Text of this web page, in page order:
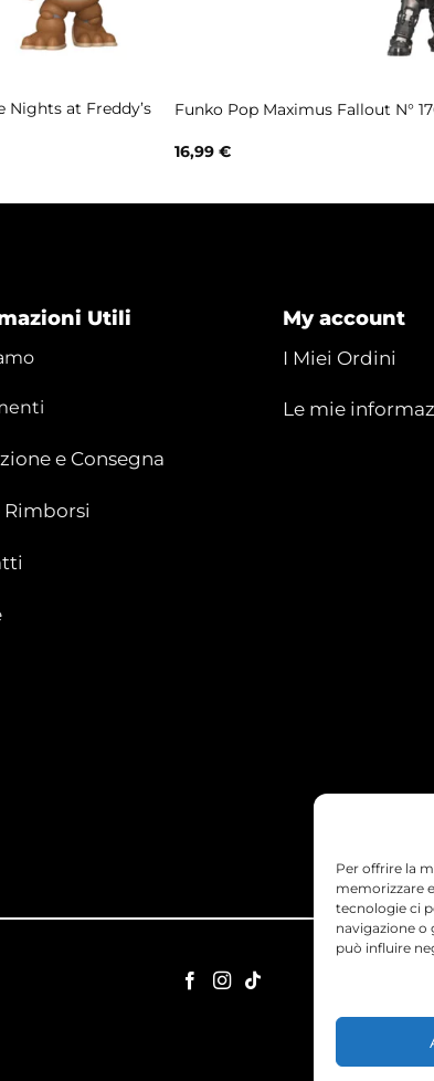
Per offrire la
memorizzare
tecnologie ci
navigazione o
può influire
Nights at Freddy’s
Funko Pop Maximus Fallout N°
16,99 €
Utili
e Consegna
Rimborsi
My account
I Miei Ordini
Le mie